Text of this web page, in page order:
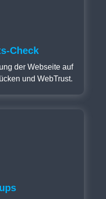
Check
der Webseite auf
und WebTrust.